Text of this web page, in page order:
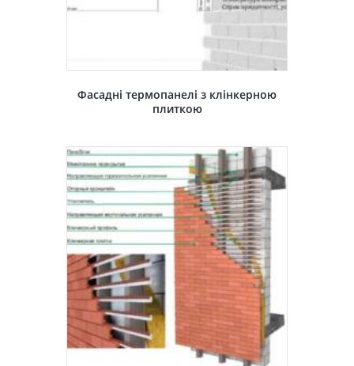
Фасадні термопанелі з клінкерною
плиткою